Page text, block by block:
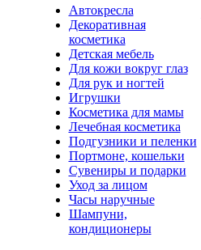
Автокресла
Декоративная
косметика
Детская мебель
Для кожи вокруг глаз
Для рук и ногтей
Игрушки
Косметика для мамы
Лечебная косметика
Подгузники и пеленки
Портмоне, кошельки
Сувениры и подарки
Уход за лицом
Часы наручные
Шампуни,
кондиционеры